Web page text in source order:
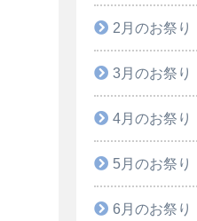
2月のお祭り
3月のお祭り
4月のお祭り
5月のお祭り
6月のお祭り